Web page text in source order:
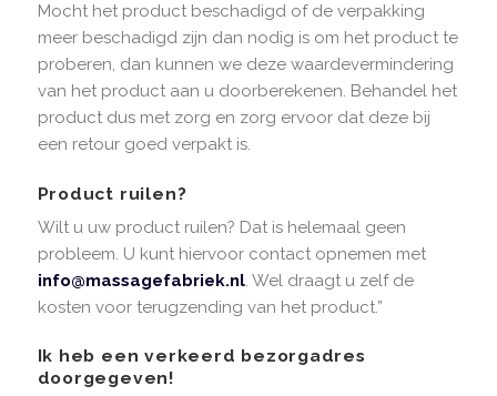
Mocht het product beschadigd of de verpakking
meer beschadigd zijn dan nodig is om het product te
proberen, dan kunnen we deze waardevermindering
van het product aan u doorberekenen. Behandel het
product dus met zorg en zorg ervoor dat deze bij
een retour goed verpakt is.
Product ruilen?
Wilt u uw product ruilen? Dat is helemaal geen
probleem. U kunt hiervoor contact opnemen met
info@massagefabriek.nl. Wel draagt u zelf de
kosten voor terugzending van het product.”
Ik heb een verkeerd bezorgadres
doorgegeven!